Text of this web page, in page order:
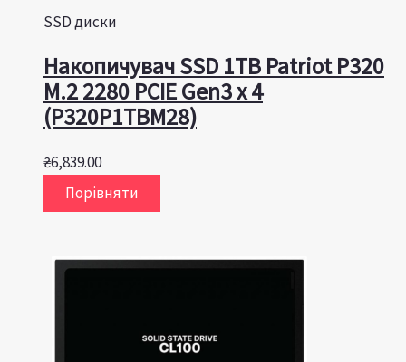
SSD диски
Накопичувач SSD 1TB Patriot P320
M.2 2280 PCIE Gen3 x 4
(P320P1TBM28)
₴6,839.00
Порівняти